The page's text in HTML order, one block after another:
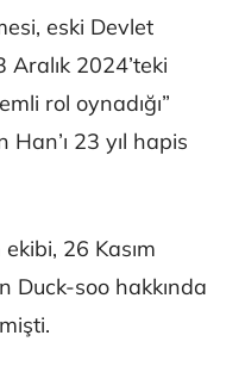
eski Devlet
Aralık 2024’teki
rol oynadığı”
23 yıl hapis
26 Kasım
Duck-soo hakkında